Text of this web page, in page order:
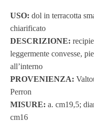
USO: dol in terracotta
chiarificato
DESCRIZIONE:
leggermente convesse,
all’interno
PROVENIENZA:
Perron
MISURE: a. cm19,5;
cm16